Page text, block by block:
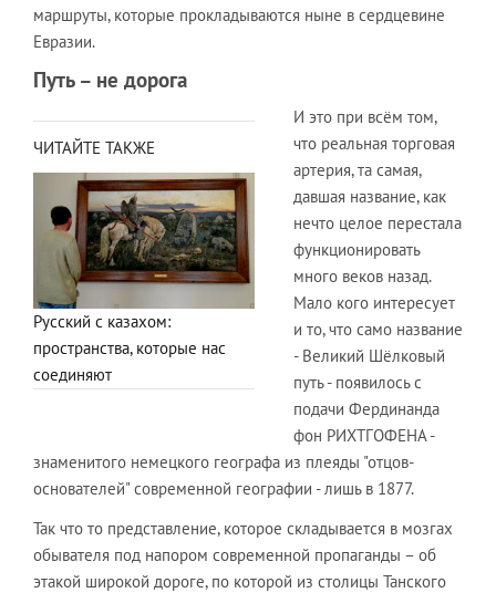
маршруты, которые прокладываются ныне в сердцевине
Евразии.
Путь – не дорога
ЧИТАЙТЕ ТАКЖЕ
Русский с казахом:
пространства, которые нас
соединяют
И это при всём том,
что реальная торговая
артерия, та самая,
давшая название, как
нечто целое перестала
функционировать
много веков назад.
Мало кого интересует
и то, что само название
- Великий Шёлковый
путь - появилось с
подачи Фердинанда
фон РИХТГОФЕНА -
знаменитого немецкого географа из плеяды "отцов-
основателей" современной географии - лишь в 1877.
Так что то представление, которое складывается в мозгах
обывателя под напором современной пропаганды – об
этакой широкой дороге, по которой из столицы Танского